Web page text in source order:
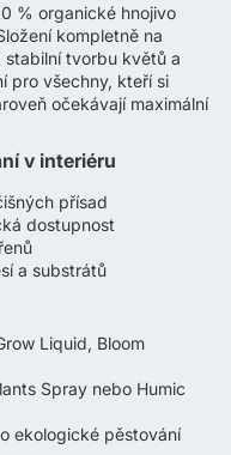
% organické hnojivo
kompletně na
tvorbu květů a
pro všechny, kteří si
očekávají maximální
v interiéru
přísad
dostupnost
a substrátů
Liquid, Bloom
Spray nebo Humic
ekologické pěstování